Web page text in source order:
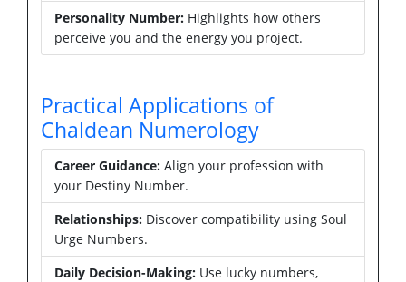
Personality Number: Highlights how others
perceive you and the energy you project.
Practical Applications of
Chaldean Numerology
Career Guidance: Align your profession with
your Destiny Number.
Relationships: Discover compatibility using Soul
Urge Numbers.
Daily Decision-Making: Use lucky numbers,